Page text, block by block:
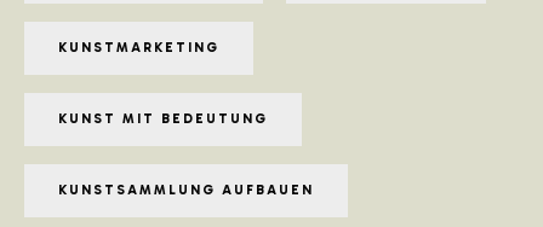
KUNSTMARKETING
KUNST MIT BEDEUTUNG
KUNSTSAMMLUNG AUFBAUEN